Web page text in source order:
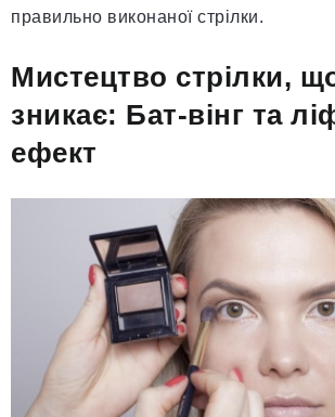
правильно виконаної стрілки.
Мистецтво стрілки,
зникає: Бат-вінг та
ефект